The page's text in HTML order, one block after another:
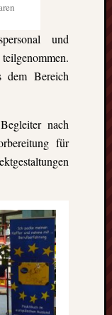
und
dem Bereich
nach
für